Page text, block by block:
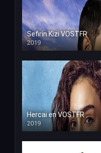
Sefirin Kizi VOSTFR
2019
Hercai en VOSTFR
2019